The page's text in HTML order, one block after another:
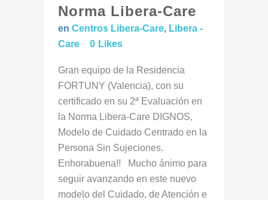
Norma Libera-Care
en Centros Libera-Care, Libera -
Care
0 Likes
Gran equipo de la Residencia
FORTUNY (Valencia), con su
certificado en su 2ª Evaluación en
la Norma Libera-Care DIGNOS,
Modelo de Cuidado Centrado en la
Persona Sin Sujeciones.
Enhorabuena!! Mucho ánimo para
seguir avanzando en este nuevo
modelo del Cuidado, de Atención e